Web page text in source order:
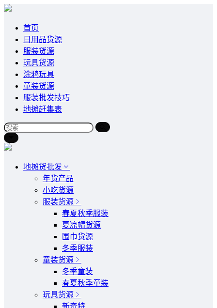
首页
日用品货源
服装货源
玩具货源
涂鸦玩具
童装货源
服装批发技巧
地摊赶集表
地摊货批发
年货产品
小吃货源
服装货源
春夏秋季服装
夏凉帽货源
围巾货源
冬季服装
童装货源
冬季童装
春夏秋季童装
玩具货源
新奇特